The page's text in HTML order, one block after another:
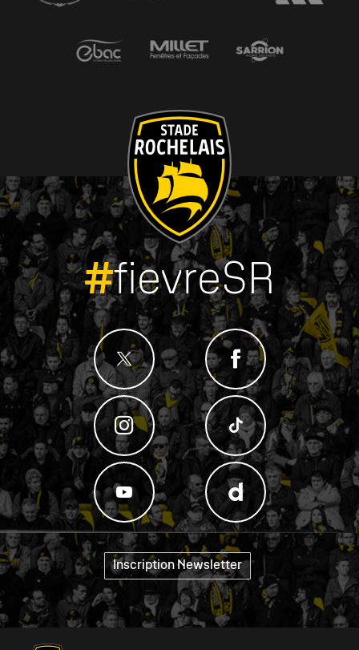
#fievreSR
Inscription Newsletter "